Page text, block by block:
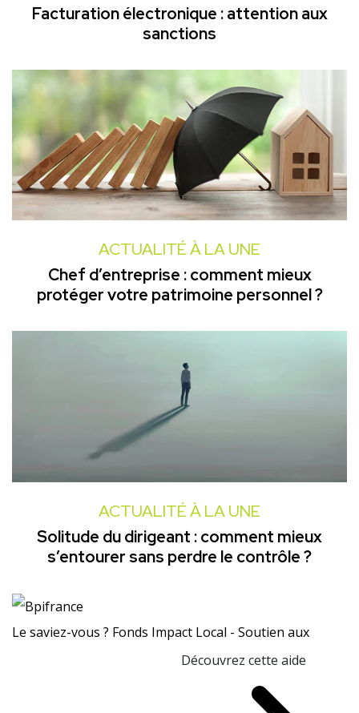
Facturation électronique : attention aux
sanctions
ACTUALITÉ À LA UNE
Chef d’entreprise : comment mieux
protéger votre patrimoine personnel ?
ACTUALITÉ À LA UNE
Solitude du dirigeant : comment mieux
s’entourer sans perdre le contrôle ?
Le saviez-vous ? Fonds Impact Local - Soutien aux
Découvrez cette aide